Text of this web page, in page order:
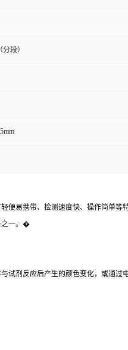
段）
便易携带、检测速度快、操作简单
之一。�
剂反应后产生的颜色变化，或通过